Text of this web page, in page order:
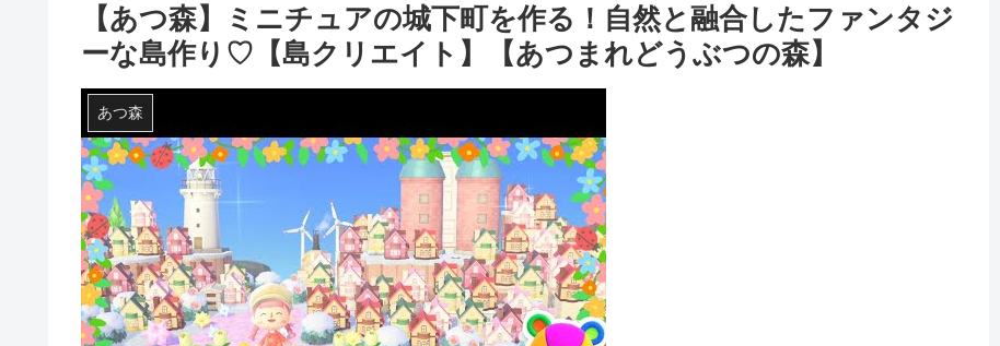
【あつ森】ミニチュアの城下町を作る！自然と融合したファンタジ
ーな島作り♡【島クリエイト】【あつまれどうぶつの森】
あつ森